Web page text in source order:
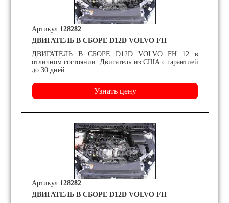
ДВИГАТЕЛЬ В СБОРЕ D12D VOLVO FH
ДВИГАТЕЛЬ В СБОРЕ D12D VOLVO FH 12 в
отличном состоянии. Двигатель из США с гарантией
до 30 дней.
Артикул:128282
ДВИГАТЕЛЬ В СБОРЕ D12D VOLVO FH
Артикул:128282